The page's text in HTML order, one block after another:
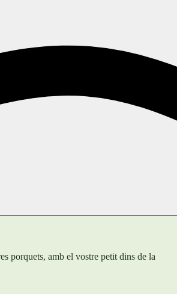
porquets, amb el vostre petit dins de la